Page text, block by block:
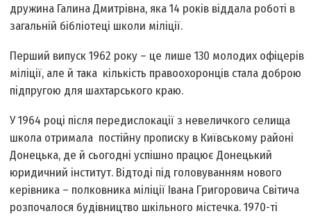
дружина Галина Дмитрівна, яка 14 років віддала роботі в
загальній бібліотеці школи міліції.
Перший випуск 1962 року – це лише 130 молодих офіцерів
міліції, але й така кількість правоохоронців стала доброю
підпругою для шахтарського краю.
У 1964 році після передислокації з невеличкого селища
школа отримала постійну прописку в Київському районі
Донецька, де й сьогодні успішно працює Донецький
юридичний інститут. Відтоді під головуванням нового
керівника – полковника міліції Івана Григоровича Світича
розпочалося будівництво шкільного містечка. 1970-ті